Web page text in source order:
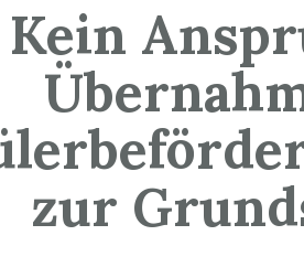
Kein
zur